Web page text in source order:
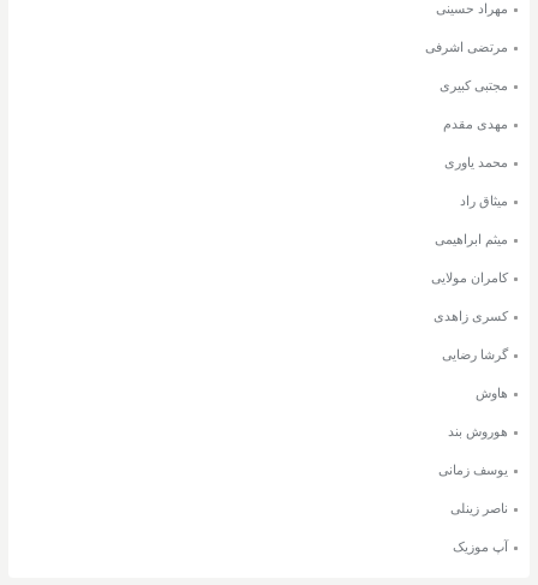
مهراد حسینی
مرتضی اشرفی
مجتبی کبیری
مهدی مقدم
محمد یاوری
میثاق راد
میثم ابراهیمی
کامران مولایی
کسری زاهدی
گرشا رضایی
هاوش
هوروش بند
یوسف زمانی
ناصر زینلی
آپ موزیک